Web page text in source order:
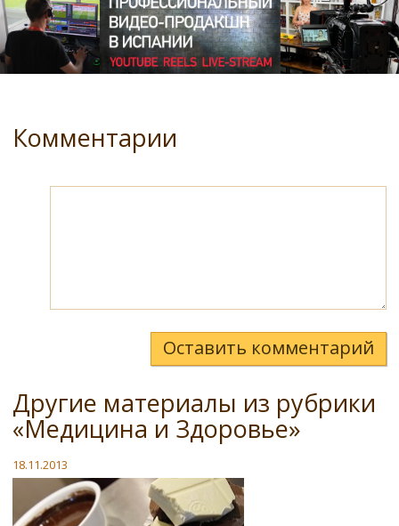
Комментарии
Оставить комментарий
Другие материалы из рубрики
«Медицина и Здоровье»
18.11.2013